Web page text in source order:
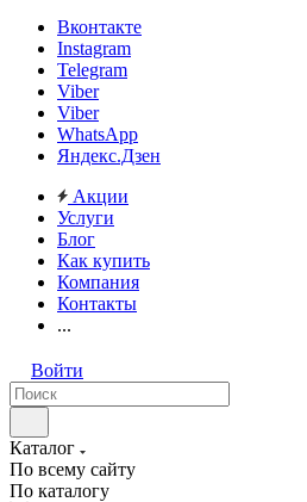
Вконтакте
Instagram
Telegram
Viber
Viber
WhatsApp
Яндекс.Дзен
Акции
Услуги
Блог
Как купить
Компания
Контакты
...
Войти
Каталог
По всему сайту
По каталогу